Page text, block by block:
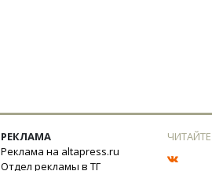
РЕКЛАМА
Реклама на altapress.ru
Отдел рекламы в ТГ